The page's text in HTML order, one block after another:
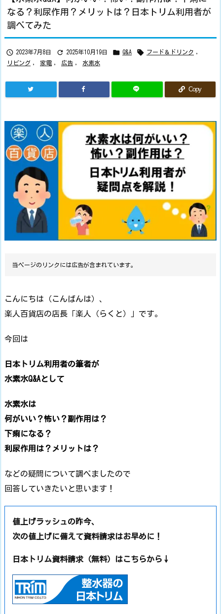
なる？利尿作用？メリットは？日本トリム利用者が
調べてみた
 2023年7月8日  2025年10月19日  Q&A  フード＆ドリンク ,
リビング , 家電 , 広告 , 水素水
Copy
当ページのリンクには広告が含まれています。
こんにちは（こんばんは）、
楽人百貨店の店長「楽人（らくと）」です。
今回は
日本トリム利用者の筆者が
水素水Q&Aとして
水素水は
何がいい？怖い？副作用は？
下痢になる？
利尿作用は？メリットは？
などの疑問について調べましたので
回答していきたいと思います！
値上げラッシュの昨今、
次の値上げに備えて資料請求はお早めに！
日本トリム資料請求（無料）はこちらから↓